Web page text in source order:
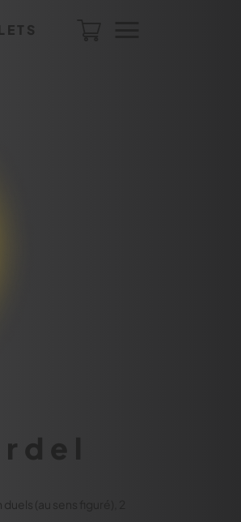
(au sens figuré), 2